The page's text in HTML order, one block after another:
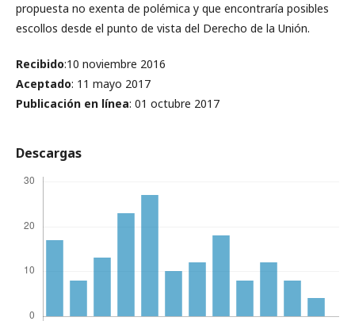
propuesta no exenta de polémica y que encontraría posibles
escollos desde el punto de vista del Derecho de la Unión.
Recibido:10 noviembre 2016
Aceptado: 11 mayo 2017
Publicación en línea: 01 octubre 2017
Descargas